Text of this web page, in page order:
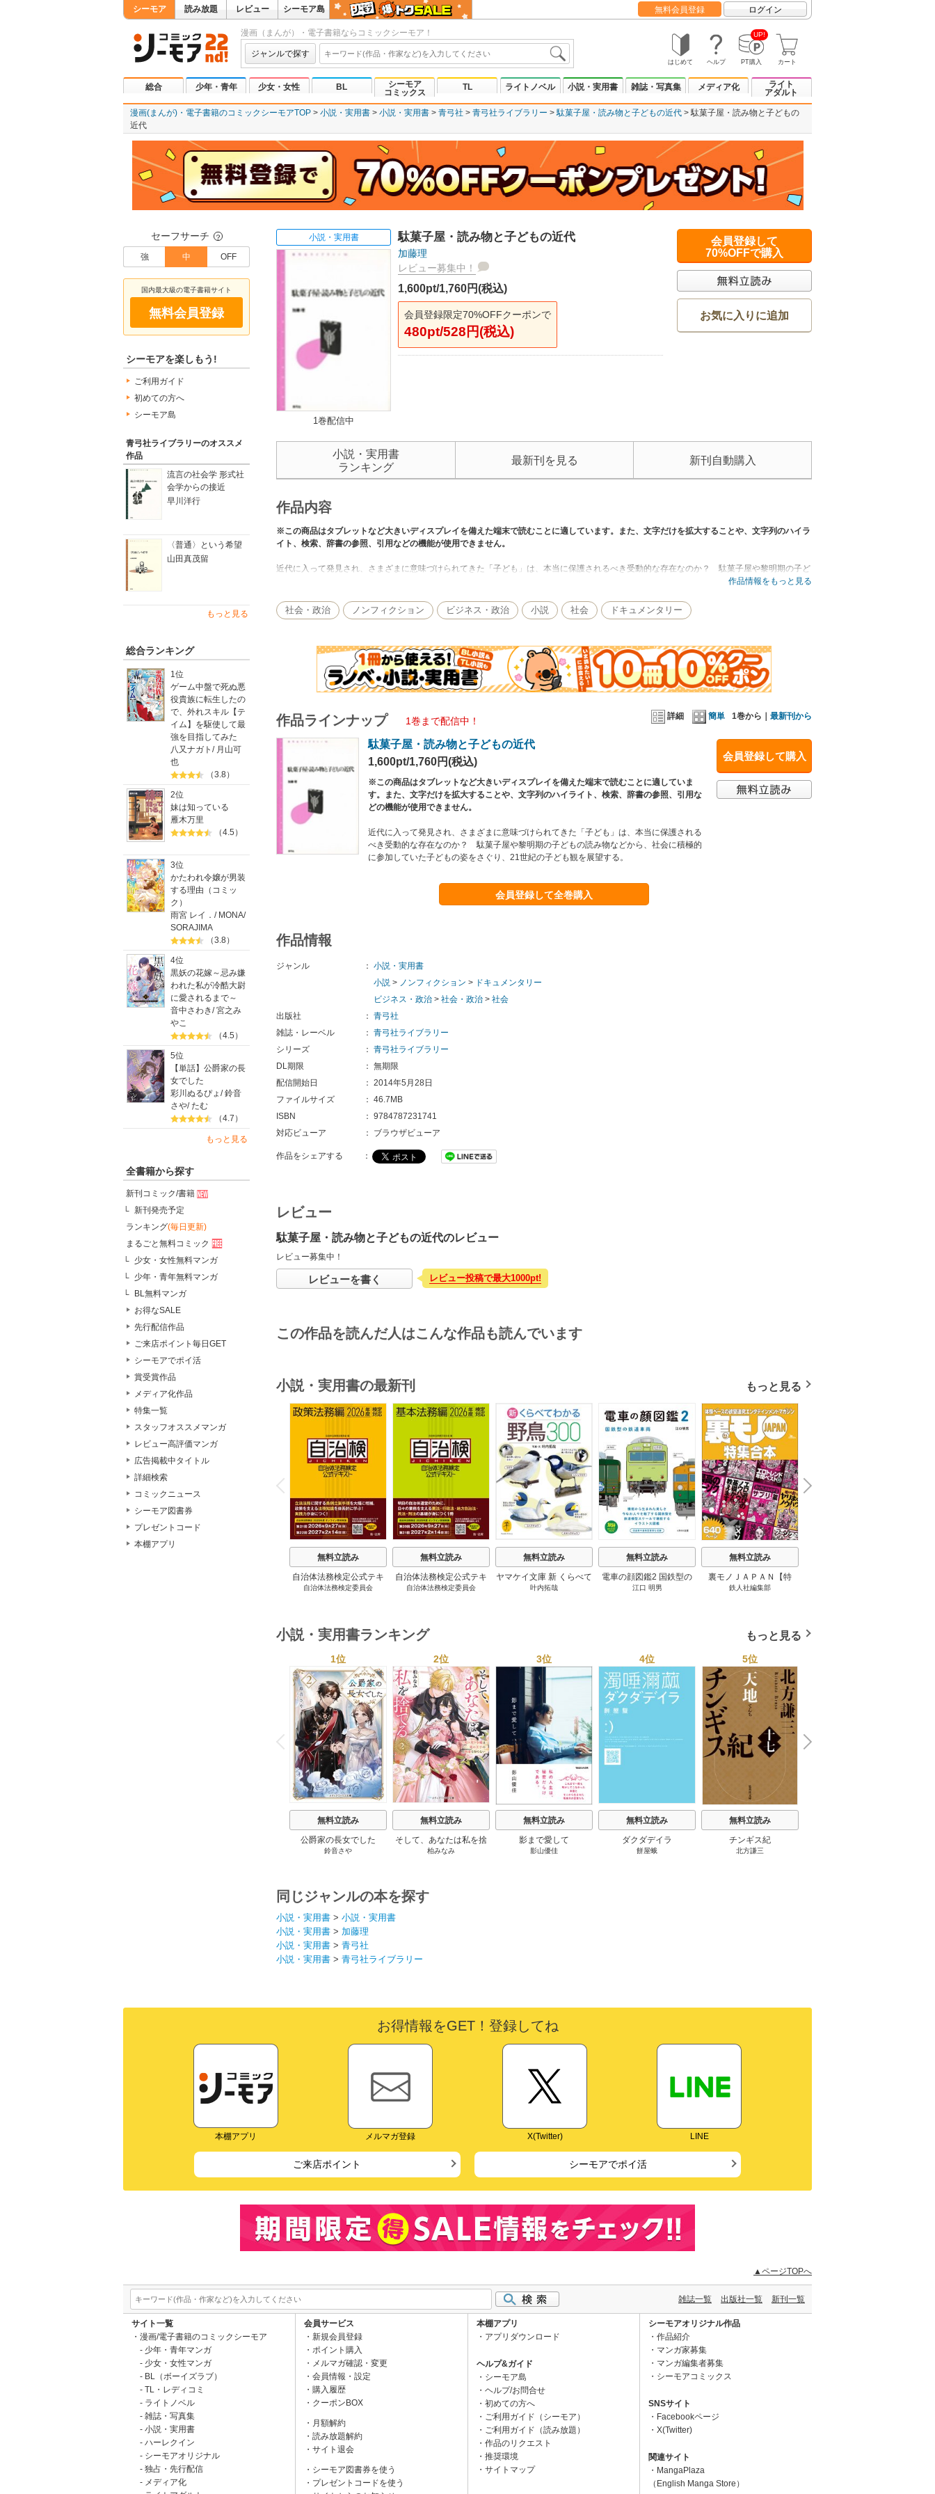
シーモア 読み放題 レビュー シーモア島 無料会員登録 ログイン
漫画（まんが）・電子書籍ならコミックシーモア！
ジャンルで探す
はじめて ヘルプ
UP!
PT購入 カート
総合 少年・青年 少女・女性 BL
シーモア
コミックス
TL ライトノベル 小説・実用書 雑誌・写真集 メディア化
ライト
アダルト
漫画(まんが)・電子書籍のコミックシーモアTOP 小説・実用書 小説・実用書 青弓社 青弓社ライブラリー 駄菓子屋・読み物と子どもの近代
駄菓子屋・読み物と子どもの
近代
セーフサーチ ？
強 中 OFF
国内最大級の電子書籍サイト
無料会員登録
シーモアを楽しもう!
ご利用ガイド
初めての方へ
シーモア島
青弓社ライブラリーのオススメ
作品
流言の社会学 形式社
会学からの接近
早川洋行
〈普通〉という希望
山田真茂留
もっと見る
総合ランキング
1位
ゲーム中盤で死ぬ悪
役貴族に転生したの
で、外れスキル【テ
イム】を駆使して最
強を目指してみた
八又ナガト / 月山可
也
（3.8）
2位
妹は知っている
雁木万里
（4.5）
3位
かたわれ令嬢が男装
する理由（コミッ
ク）
雨宮 レイ． / MONA/
SORAJIMA
（3.8）
4位
黒妖の花嫁～忌み嫌
われた私が冷酷大尉
に愛されるまで～
音中さわき/宮之み
やこ
（4.5）
5位
【単話】公爵家の長
女でした
彩川ぬるぴょ /鈴音
さや/たむ
（4.7）
もっと見る
全書籍から探す
新刊コミック/書籍
新刊発売予定
ランキング(毎日更新)
まるごと無料コミック
少女・女性無料マンガ
少年・青年無料マンガ
BL無料マンガ
お得なSALE
先行配信作品
ご来店ポイント毎日GET
シーモアでポイ活
賞受賞作品
メディア化作品
特集一覧
スタッフオススメマンガ
レビュー高評価マンガ
広告掲載中タイトル
詳細検索
コミックニュース
シーモア図書券
プレゼントコード
本棚アプリ
小説・実用書
1巻配信中
駄菓子屋・読み物と子どもの近代
加藤理
レビュー募集中！
1,600pt/1,760円(税込)
会員登録限定70%OFFクーポンで
480pt/528円(税込)
会員登録して
70%OFFで購入
お気に入りに追加
小説・実用書
ランキング
最新刊を見る 新刊自動購入
作品内容
※この商品はタブレットなど大きいディスプレイを備えた端末で読むことに適しています。また、文字だけを拡大することや、文字列のハイラ
イト、検索、辞書の参照、引用などの機能が使用できません。
近代に入って発見され、さまざまに意味づけられてきた「子ども」は、本当に保護されるべき受動的な存在なのか？ 駄菓子屋や黎明期の子ど
作品情報をもっと見る
社会・政治 ノンフィクション ビジネス・政治 小説 社会 ドキュメンタリー
詳細 簡単 1巻から｜ 最新刊から
作品ラインナップ 1巻まで配信中！
会員登録して購入
駄菓子屋・読み物と子どもの近代
1,600pt/1,760円(税込)
※この商品はタブレットなど大きいディスプレイを備えた端末で読むことに適していま
す。また、文字だけを拡大することや、文字列のハイライト、検索、辞書の参照、引用な
どの機能が使用できません。
近代に入って発見され、さまざまに意味づけられてきた「子ども」は、本当に保護される
べき受動的な存在なのか？ 駄菓子屋や黎明期の子どもの読み物などから、社会に積極的
に参加していた子どもの姿をさぐり、21世紀の子ども観を展望する。
会員登録して全巻購入
作品情報
ジャンル ： 小説・実用書
小説 > ノンフィクション > ドキュメンタリー
ビジネス・政治 > 社会・政治 > 社会
出版社
： 青弓社
雑誌・レーベル
： 青弓社ライブラリー
シリーズ
： 青弓社ライブラリー
DL期限
： 無期限
配信開始日
： 2014年5月28日
ファイルサイズ
： 46.7MB
ISBN
： 9784787231741
対応ビューア
： ブラウザビューア
作品をシェアする ：
レビュー
駄菓子屋・読み物と子どもの近代のレビュー
レビュー募集中！
レビューを書く レビュー投稿で最大1000pt!
この作品を読んだ人はこんな作品も読んでいます
小説・実用書の最新刊 もっと見る
P
r
e
i
o
u
s
無料立読み
自治体法務検定公式テキ
スト 政策法務編 ２０
自治体法務検定委員会
無料立読み
自治体法務検定公式テキ
スト 基本法務編 ２０
自治体法務検定委員会
無料立読み
ヤマケイ文庫 新 くらべて
わかる野鳥300 1巻
叶内拓哉
無料立読み
電車の顔図鑑2 国鉄型の
鉄道車両 1巻
江口 明男
無料立読み
裏モノＪＡＰＡＮ【特
集】★超ボリューム版６
トレンド年間ベスト★お
っさん５０人の体験から
学ぶ★夢のようなエロい
楽園３０ 1巻
鉄人社編集部
N
e
x
t
小説・実用書ランキング もっと見る
P
r
e
v
i
o
u
s
1位
無料立読み
公爵家の長女でした
鈴音さや
2位
無料立読み
そして、あなたは私を捨
てる
柏みなみ
3位
無料立読み
影まで愛して
影山優佳
4位
無料立読み
ダクダデイラ
餅屋蛾
5位
無料立読み
チンギス紀
北方謙三
N
x
同じジャンルの本を探す
小説・実用書 > 小説・実用書
小説・実用書 > 加藤理
小説・実用書 > 青弓社
小説・実用書 > 青弓社ライブラリー
お得情報をGET！登録してね
本棚アプリ メルマガ登録 X(Twitter) LINE
ご来店ポイント シーモアでポイ活
▲ページTOPへ
雑誌一覧 出版社一覧 新刊一覧
サイト一覧
漫画/電子書籍のコミックシーモア
少年・青年マンガ
少女・女性マンガ
BL（ボーイズラブ）
TL・レディコミ
ライトノベル
雑誌・写真集
小説・実用書
ハーレクイン
シーモアオリジナル
独占・先行配信
メディア化
会員サービス
新規会員登録
ポイント購入
メルマガ確認・変更
会員情報・設定
購入履歴
クーポンBOX
月額解約
読み放題解約
サイト退会
シーモア図書券を使う
プレゼントコードを使う
本棚アプリ
アプリダウンロード
ヘルプ&ガイド
シーモア島
ヘルプ/お問合せ
初めての方へ
ご利用ガイド（シーモア）
ご利用ガイド（読み放題）
作品のリクエスト
推奨環境
サイトマップ
シーモアオリジナル作品
作品紹介
マンガ家募集
マンガ編集者募集
シーモアコミックス
SNSサイト
Facebookページ
X(Twitter)
関連サイト
MangaPlaza
（English Manga Store）